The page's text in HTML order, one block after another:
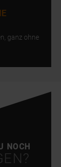
ganz ohne
NOCH